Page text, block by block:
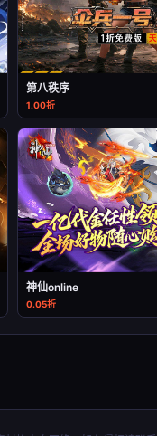
第八秩序
1.00折
神仙online
0.05折